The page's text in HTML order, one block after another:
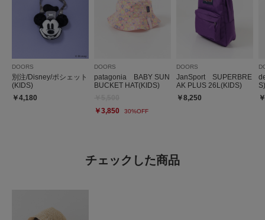
DOORS
別注/Disney/ポシェット
(KIDS)
￥4,180
DOORS
patagonia BABY SUN
BUCKET HAT(KIDS)
￥3,850
30%OFF
DOORS
JanSport SUPERBRE
AK PLUS 26L(KIDS)
￥8,250
S)
チェックした商品